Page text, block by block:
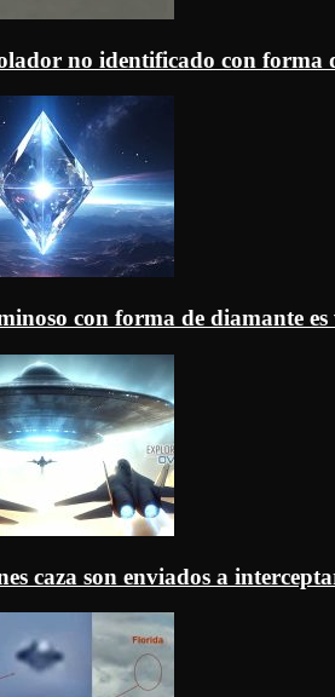
no identificado con forma
con forma de diamante
caza son enviados a